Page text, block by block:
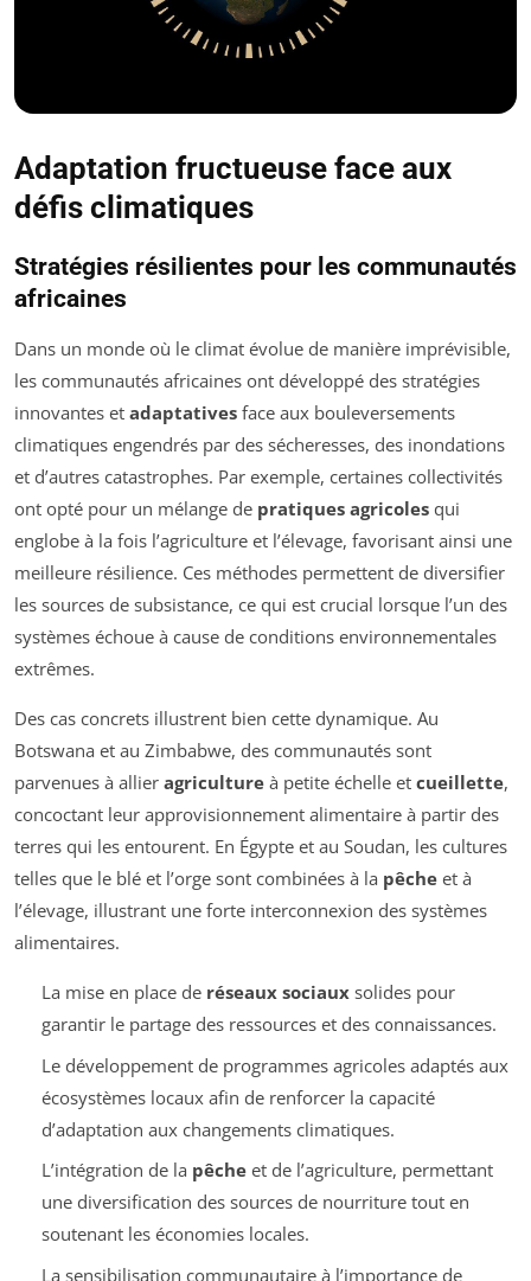
Adaptation fructueuse face aux
défis climatiques
Stratégies résilientes pour les communautés
africaines
Dans un monde où le climat évolue de manière imprévisible,
les communautés africaines ont développé des stratégies
innovantes et adaptatives face aux bouleversements
climatiques engendrés par des sécheresses, des inondations
et d’autres catastrophes. Par exemple, certaines collectivités
ont opté pour un mélange de pratiques agricoles qui
englobe à la fois l’agriculture et l’élevage, favorisant ainsi une
meilleure résilience. Ces méthodes permettent de diversifier
les sources de subsistance, ce qui est crucial lorsque l’un des
systèmes échoue à cause de conditions environnementales
extrêmes.
Des cas concrets illustrent bien cette dynamique. Au
Botswana et au Zimbabwe, des communautés sont
parvenues à allier agriculture à petite échelle et cueillette,
concoctant leur approvisionnement alimentaire à partir des
terres qui les entourent. En Égypte et au Soudan, les cultures
telles que le blé et l’orge sont combinées à la pêche et à
l’élevage, illustrant une forte interconnexion des systèmes
alimentaires.
La mise en place de réseaux sociauxsolides pour
garantir le partage des ressources et des connaissances.
Le développement de programmes agricoles adaptés aux
écosystèmes locaux afin de renforcer la capacité
d’adaptation aux changements climatiques.
L’intégration de la pêcheet de l’agriculture, permettant
une diversification des sources de nourriture tout en
soutenant les économies locales.
La sensibilisation communautaire à l’importance de